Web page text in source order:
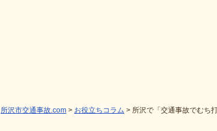
所沢市交通事故.com > お役立ちコラム > 所沢で「交通事故でむち